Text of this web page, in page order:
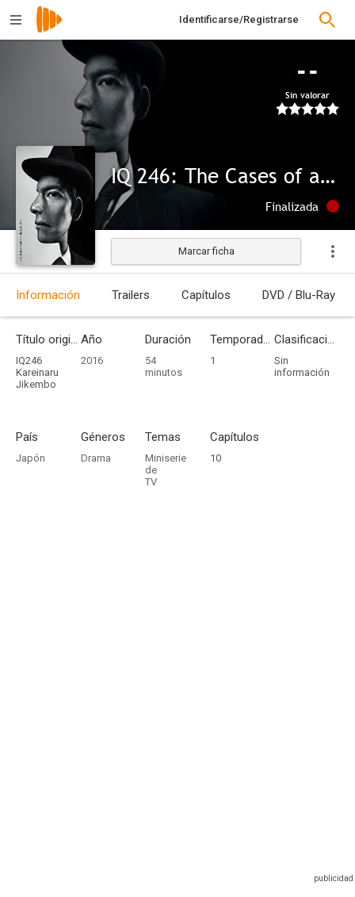
Identificarse/Registrarse
--
Sin valorar
IQ 246: The Cases of a Royal Genius
Finalizada
Marcar ficha
Información Trailers Capítulos DVD / Blu-Ray
Título original
IQ246
Kareinaru
Jikembo
Año
2016
Duración
54
minutos
Temporadas
1
Clasificación por edades
Sin
información
País
Japón
Géneros
Drama
Temas
Miniserie
de
TV
Capítulos
10